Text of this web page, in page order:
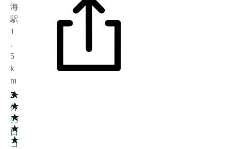
海
駅
1
.
5
k
m
★
★
★
★
★
3
2
件
の
口
コ